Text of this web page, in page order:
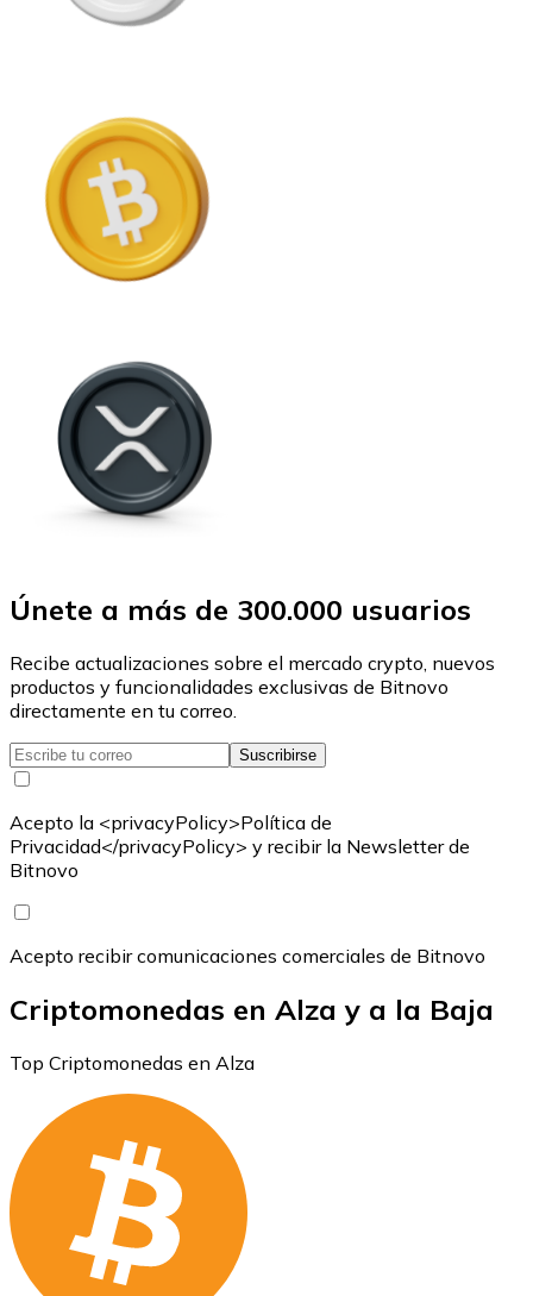
Únete a más de 300.000 usuarios
Recibe actualizaciones sobre el mercado crypto, nuevos
productos y funcionalidades exclusivas de Bitnovo
directamente en tu correo.
Suscribirse
Acepto la <privacyPolicy>Política de
Privacidad</privacyPolicy> y recibir la Newsletter de
Bitnovo
Acepto recibir comunicaciones comerciales de Bitnovo
Criptomonedas en Alza y a la Baja
Top Criptomonedas en Alza